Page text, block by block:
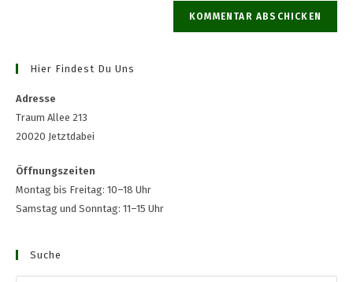
Hier Findest Du Uns
Adresse
Traum Allee 213
20020 Jetztdabei
Öffnungszeiten
Montag bis Freitag: 10–18 Uhr
Samstag und Sonntag: 11–15 Uhr
Suche